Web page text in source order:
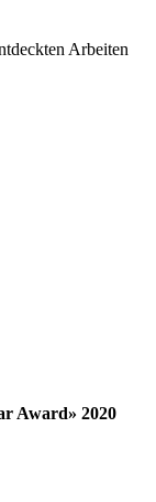
Arbeiten
Award» 2020